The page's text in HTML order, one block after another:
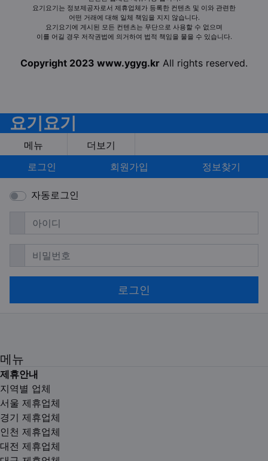
요기요기는 정보제공자로서 제휴업체가 등록한 컨텐츠 및 이와 관련한
어떤 거래에 대해 일체 책임을 지지 않습니다.
요기요기에 게시된 모든 컨텐츠는 무단으로 사용할 수 없으며
이를 어길 경우 저작권법에 의거하여 법적 책임을 물을 수 있습니다.
Copyright 2023 www.ygyg.kr All rights reserved.
요기요기
메뉴
더보기
로그인
회원가입 정보찾기
자동로그인
아이디 필수
비밀번호필수
로그인
메뉴
제휴안내
지역별 업체
서울 제휴업체
경기 제휴업체
인천 제휴업체
대전 제휴업체